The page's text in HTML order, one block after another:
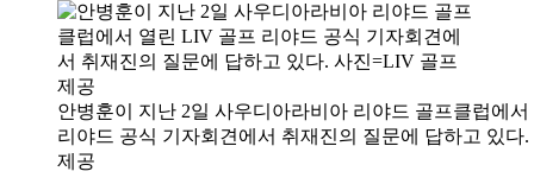
안병훈이 지난 2일 사우디아라비아 리야드 골프클럽에
리야드 공식 기자회견에서 취재진의 질문에 답하고 있다
제공